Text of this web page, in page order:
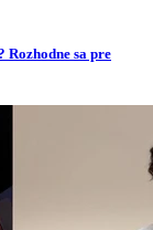
sa pre